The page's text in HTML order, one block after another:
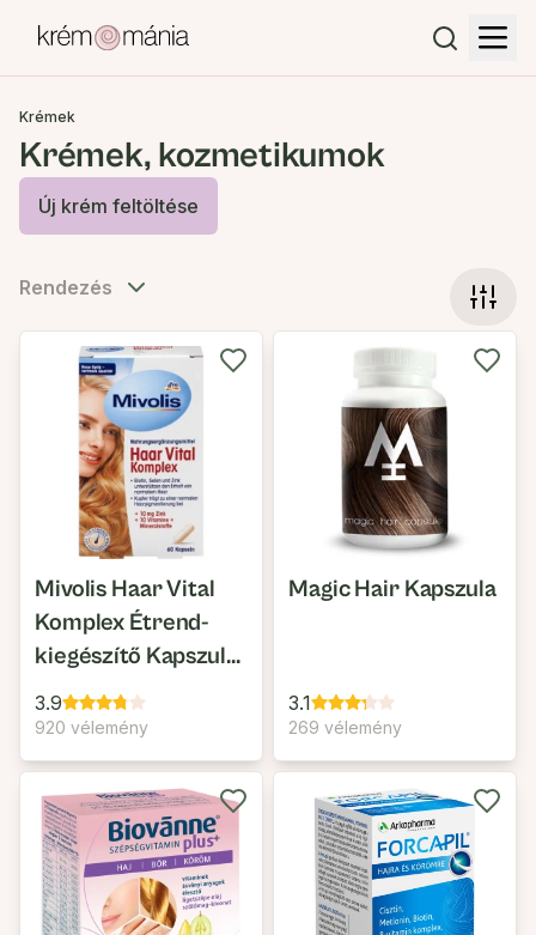
Krémek
Krémek, kozmetikumok
Új krém feltöltése
Rendezés
Mivolis Haar Vital
Komplex Étrend-
kiegészítő Kapszula,
Vitaminokkal és
Ásványi Anyagokkal
3.9
920 vélemény
Magic Hair Kapszula
3.1
269 vélemény